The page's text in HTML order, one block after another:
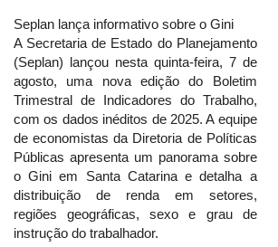
Seplan lança informativo sobre o Gini
A Secretaria de Estado do Planejamento
(Seplan) lançou nesta quinta-feira, 7 de
agosto, uma nova edição do Boletim
Trimestral de Indicadores do Trabalho,
com os dados inéditos de 2025. A equipe
de economistas da Diretoria de Políticas
Públicas apresenta um panorama sobre
o Gini em Santa Catarina e detalha a
distribuição de renda em setores,
regiões geográficas, sexo e grau de
instrução do trabalhador.